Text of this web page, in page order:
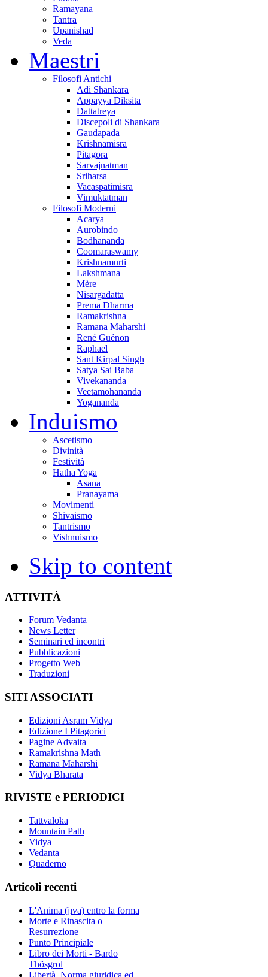
Ramayana
Tantra
Upanishad
Veda
Maestri
Filosofi Antichi
Adi Shankara
Appayya Diksita
Dattatreya
Discepoli di Shankara
Gaudapada
Krishnamisra
Pitagora
Sarvajnatman
Sriharsa
Vacaspatimisra
Vimuktatman
Filosofi Moderni
Acarya
Aurobindo
Bodhananda
Coomaraswamy
Krishnamurti
Lakshmana
Mère
Nisargadatta
Prema Dharma
Ramakrishna
Ramana Maharshi
René Guénon
Raphael
Sant Kirpal Singh
Satya Sai Baba
Vivekananda
Veetamohananda
Yogananda
Induismo
Ascetismo
Divinità
Festività
Hatha Yoga
Asana
Pranayama
Movimenti
Shivaismo
Tantrismo
Vishnuismo
Skip to content
ATTIVITÀ
Forum Vedanta
News Letter
Seminari ed incontri
Pubblicazioni
Progetto Web
Traduzioni
SITI ASSOCIATI
Edizioni Asram Vidya
Edizione I Pitagorici
Pagine Advaita
Ramakrishna Math
Ramana Maharshi
Vidya Bharata
RIVISTE e PERIODICI
Tattvaloka
Mountain Path
Vidya
Vedanta
Quaderno
Articoli recenti
L'Anima (jīva) entro la forma
Morte e Rinascita o
Resurrezione
Punto Principiale
Libro dei Morti - Bardo
Thösgrol
Libertà, Norma giuridica ed